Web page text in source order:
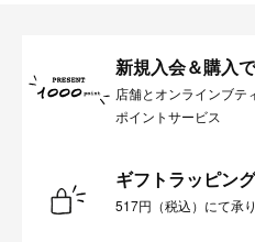
新規入会＆購入
店舗とオンラインブテ
ポイントサービス
ギフトラッピング
517円（税込）にて承